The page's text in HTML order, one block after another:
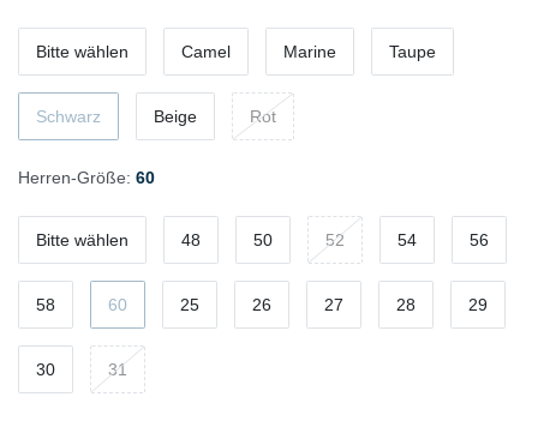
Bitte wählen Camel Marine Taupe
Schwarz Beige Rot
Herren-Größe: 60
Bitte wählen 48 50 52 54 56
58 60 25 26 27 28 29
30 31